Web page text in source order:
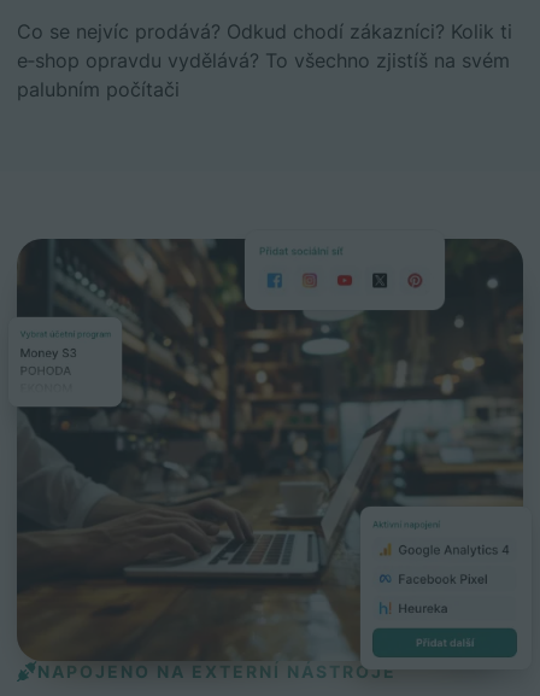
Co se nejvíc prodává? Odkud chodí zákazníci? Kolik ti
e‑shop opravdu vydělává? To všechno zjistíš na svém
palubním počítači
NAPOJENO NA EXTERNÍ NÁSTROJE